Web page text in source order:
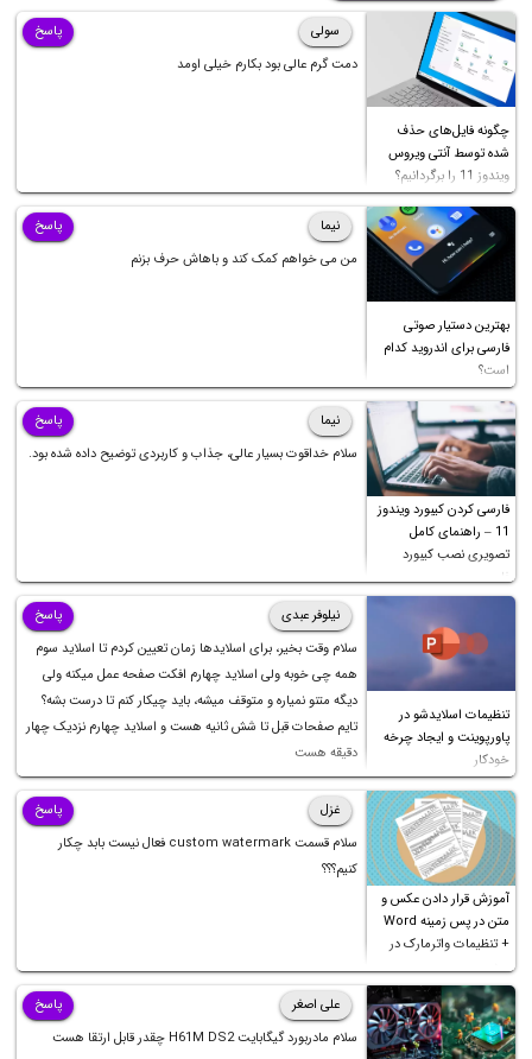
چگونه فایل‌های حذف
شده توسط آنتی ویروس
ویندوز 11 را برگردانیم؟
سولی
دمت گرم عالی بود بکارم خیلی اومد
پاسخ
بهترین دستیار صوتی
فارسی برای اندروید کدام
است؟
نیما
من می خواهم کمک کند و باهاش حرف بزنم
پاسخ
فارسی کردن کیبورد ویندوز
11 – راهنمای کامل
تصویری نصب کیبورد
فارسی
نیما
سلام خداقوت بسیار عالی، جذاب و کاربردی توضیح داده شده بود.
پاسخ
تنظیمات اسلایدشو در
پاورپوینت و ایجاد چرخه
خودکار
نیلوفر عبدی
سلام وقت بخیر، برای اسلایدها زمان تعیین کردم تا اسلاید سوم
همه چی خوبه ولی اسلاید چهارم افکت صفحه عمل میکنه ولی
دیگه متنو نمیاره و متوقف میشه، باید چیکار کنم تا درست بشه؟
تایم صفحات قبل تا شش ثانیه هست و اسلاید چهارم نزدیک چهار
دقیقه هست
پاسخ
آموزش قرار دادن عکس و
متن در پس زمینه Word
+ تنظیمات واترمارک در
ورد
غزل
سلام قسمت custom watermark فعال نیست بابد چکار
کنیم؟؟؟
پاسخ
علی اصغر
سلام مادربورد گیگابایت H61M DS2 چقدر قابل ارتقا هست
پاسخ